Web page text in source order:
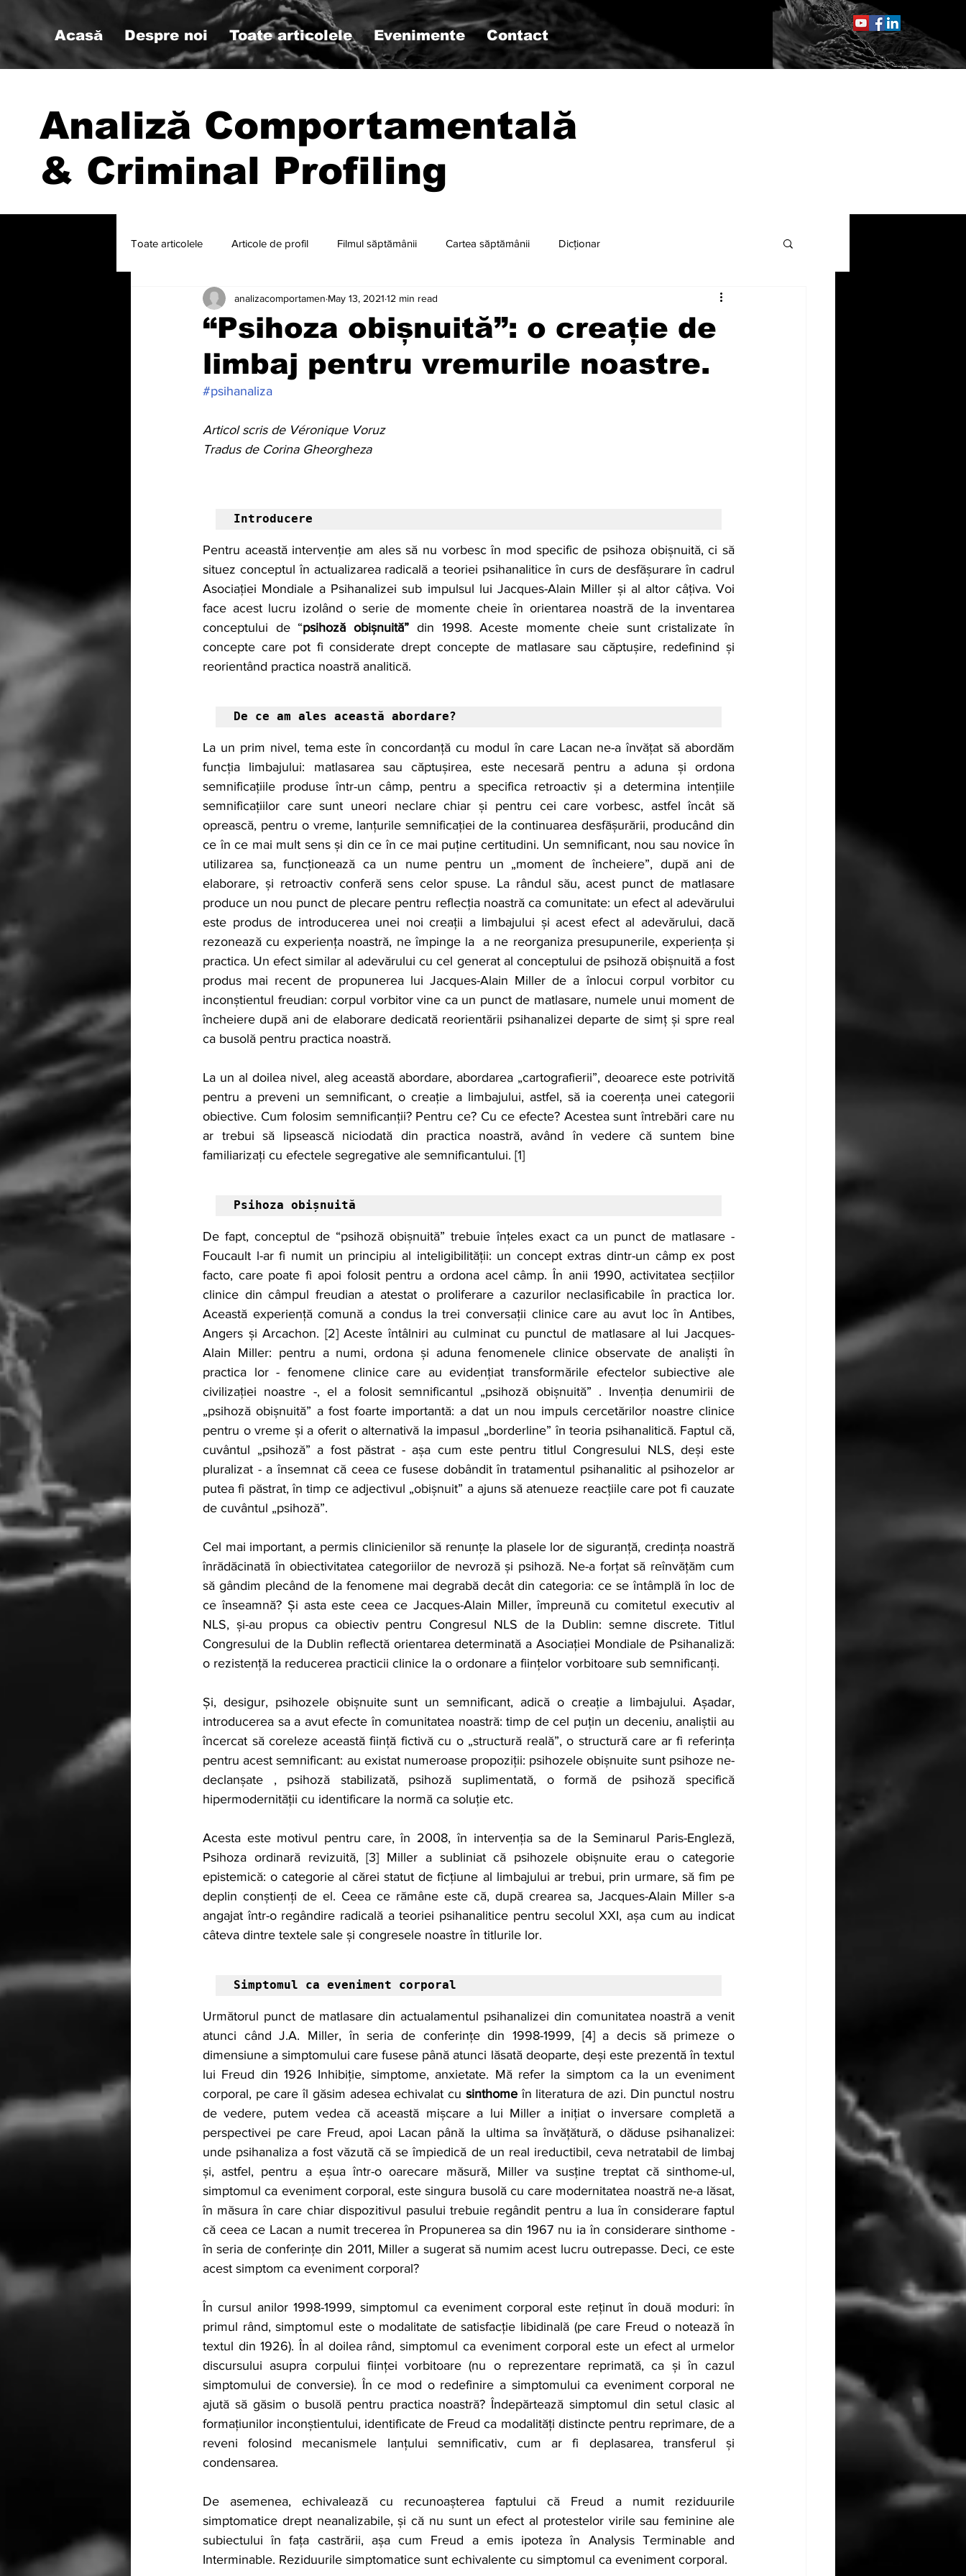
Acasă Despre noi Toate articolele Evenimente Contact
Analiză Comportamentală
& Criminal Profiling
Toate articolele Articole de profil Filmul săptămânii Cartea săptămânii Dicționar
#psihologiemilitara #analizacompor
“Psihoza obișnuită”: o creație de
limbaj pentru vremurile noastre.
analizacomportamen May 13, 2021 12 min read
#psihanaliza
Articol scris de Véronique Voruz
Tradus de Corina Gheorgheza
Introducere
Pentru această intervenție am ales să nu vorbesc în mod specific de psihoza obișnuită, ci să
situez conceptul în actualizarea radicală a teoriei psihanalitice în curs de desfășurare în cadrul
Asociației Mondiale a Psihanalizei sub impulsul lui Jacques-Alain Miller și al altor câțiva. Voi
face acest lucru izolând o serie de momente cheie în orientarea noastră de la inventarea
conceptului de “psihoză obișnuită” din 1998. Aceste momente cheie sunt cristalizate în
concepte care pot fi considerate drept concepte de matlasare sau căptușire, redefinind și
reorientând practica noastră analitică.
De ce am ales această abordare?
La un prim nivel, tema este în concordanță cu modul în care Lacan ne-a învățat să abordăm
funcția limbajului: matlasarea sau căptușirea, este necesară pentru a aduna și ordona
semnificațiile produse într-un câmp, pentru a specifica retroactiv și a determina intențiile
semnificațiilor care sunt uneori neclare chiar și pentru cei care vorbesc, astfel încât să
oprească, pentru o vreme, lanțurile semnificației de la continuarea desfășurării, producând din
ce în ce mai mult sens și din ce în ce mai puține certitudini. Un semnificant, nou sau novice în
utilizarea sa, funcționează ca un nume pentru un „moment de încheiere”, după ani de
elaborare, și retroactiv conferă sens celor spuse. La rândul său, acest punct de matlasare
produce un nou punct de plecare pentru reflecția noastră ca comunitate: un efect al adevărului
este produs de introducerea unei noi creații a limbajului și acest efect al adevărului, dacă
rezonează cu experiența noastră, ne împinge la  a ne reorganiza presupunerile, experiența și
practica. Un efect similar al adevărului cu cel generat al conceptului de psihoză obișnuită a fost
produs mai recent de propunerea lui Jacques-Alain Miller de a înlocui corpul vorbitor cu
inconștientul freudian: corpul vorbitor vine ca un punct de matlasare, numele unui moment de
încheiere după ani de elaborare dedicată reorientării psihanalizei departe de simț și spre real
ca busolă pentru practica noastră.
La un al doilea nivel, aleg această abordare, abordarea „cartografierii”, deoarece este potrivită
pentru a preveni un semnificant, o creație a limbajului, astfel, să ia coerența unei categorii
obiective. Cum folosim semnificanții? Pentru ce? Cu ce ​​efecte? Acestea sunt întrebări care nu
ar trebui să lipsească niciodată din practica noastră, având în vedere că suntem bine
familiarizați cu efectele segregative ale semnificantului. [1]
Psihoza obișnuită
De fapt, conceptul de “psihoză obișnuită” trebuie înțeles exact ca un punct de matlasare -
Foucault l-ar fi numit un principiu al inteligibilității: un concept extras dintr-un câmp ex post
facto, care poate fi apoi folosit pentru a ordona acel câmp. În anii 1990, activitatea secțiilor
clinice din câmpul freudian a atestat o proliferare a cazurilor neclasificabile în practica lor.
Această experiență comună a condus la trei conversații clinice care au avut loc în Antibes,
Angers și Arcachon. [2] Aceste întâlniri au culminat cu punctul de matlasare al lui Jacques-
Alain Miller: pentru a numi, ordona și aduna fenomenele clinice observate de analiști în
practica lor - fenomene clinice care au evidențiat transformările efectelor subiective ale
civilizației noastre -, el a folosit semnificantul „psihoză obișnuită” . Invenția denumirii de
„psihoză obișnuită” a fost foarte importantă: a dat un nou impuls cercetărilor noastre clinice
pentru o vreme și a oferit o alternativă la impasul „borderline” în teoria psihanalitică. Faptul că,
cuvântul „psihoză” a fost păstrat - așa cum este pentru titlul Congresului NLS, deși este
pluralizat - a însemnat că ceea ce fusese dobândit în tratamentul psihanalitic al psihozelor ar
putea fi păstrat, în timp ce adjectivul „obișnuit” a ajuns să atenueze reacțiile care pot fi cauzate
de cuvântul „psihoză”.
Cel mai important, a permis clinicienilor să renunțe la plasele lor de siguranță, credința noastră
înrădăcinată în obiectivitatea categoriilor de nevroză și psihoză. Ne-a forțat să reînvățăm cum
să gândim plecând de la fenomene mai degrabă decât din categoria: ce se întâmplă în loc de
ce înseamnă? Și asta este ceea ce Jacques-Alain Miller, împreună cu comitetul executiv al
NLS, și-au propus ca obiectiv pentru Congresul NLS de la Dublin: semne discrete. Titlul
Congresului de la Dublin reflectă orientarea determinată a Asociației Mondiale de Psihanaliză:
o rezistență la reducerea practicii clinice la o ordonare a ființelor vorbitoare sub semnificanți.
Și, desigur, psihozele obișnuite sunt un semnificant, adică o creație a limbajului. Așadar,
introducerea sa a avut efecte în comunitatea noastră: timp de cel puțin un deceniu, analiștii au
încercat să coreleze această ființă fictivă cu o „structură reală”, o structură care ar fi referința
pentru acest semnificant: au existat numeroase propoziții: psihozele obișnuite sunt psihoze ne-
declanșate , psihoză stabilizată, psihoză suplimentată, o formă de psihoză specifică
hipermodernității cu identificare la normă ca soluție etc.
Acesta este motivul pentru care, în 2008, în intervenția sa de la Seminarul Paris-Engleză,
Psihoza ordinară revizuită, [3] Miller a subliniat că psihozele obișnuite erau o categorie
epistemică: o categorie al cărei statut de ficțiune al limbajului ar trebui, prin urmare, să fim pe
deplin conștienți de el. Ceea ce rămâne este că, după crearea sa, Jacques-Alain Miller s-a
angajat într-o regândire radicală a teoriei psihanalitice pentru secolul XXI, așa cum au indicat
câteva dintre textele sale și congresele noastre în titlurile lor.
Simptomul ca eveniment corporal
Următorul punct de matlasare din actualamentul psihanalizei din comunitatea noastră a venit
atunci când J.A. Miller, în seria de conferințe din 1998-1999, [4] a decis să primeze o
dimensiune a simptomului care fusese până atunci lăsată deoparte, deși este prezentă în textul
lui Freud din 1926 Inhibiție, simptome, anxietate. Mă refer la simptom ca la un eveniment
corporal, pe care îl găsim adesea echivalat cu sinthome în literatura de azi. Din punctul nostru
de vedere, putem vedea că această mișcare a lui Miller a inițiat o inversare completă a
perspectivei pe care Freud, apoi Lacan până la ultima sa învățătură, o dăduse psihanalizei:
unde psihanaliza a fost văzută că se împiedică de un real ireductibil, ceva netratabil de limbaj
și, astfel, pentru a eșua într-o oarecare măsură, Miller va susține treptat că sinthome-ul,
simptomul ca eveniment corporal, este singura busolă cu care modernitatea noastră ne-a lăsat,
în măsura în care chiar dispozitivul pasului trebuie regândit pentru a lua în considerare faptul
că ceea ce Lacan a numit trecerea în Propunerea sa din 1967 nu ia în considerare sinthome -
în seria de conferințe din 2011, Miller a sugerat să numim acest lucru outrepasse. Deci, ce este
acest simptom ca eveniment corporal?
În cursul anilor 1998-1999, simptomul ca eveniment corporal este reținut în două moduri: în
primul rând, simptomul este o modalitate de satisfacție libidinală (pe care Freud o notează în
textul din 1926). În al doilea rând, simptomul ca eveniment corporal este un efect al urmelor
discursului asupra corpului ființei vorbitoare (nu o reprezentare reprimată, ca și în cazul
simptomului de conversie). În ce mod o redefinire a simptomului ca eveniment corporal ne
ajută să găsim o busolă pentru practica noastră? Îndepărtează simptomul din setul clasic al
formațiunilor inconștientului, identificate de Freud ca modalități distincte pentru reprimare, de a
reveni folosind mecanismele lanțului semnificativ, cum ar fi deplasarea, transferul și
condensarea.
De asemenea, echivalează cu recunoașterea faptului că Freud a numit reziduurile
simptomatice drept neanalizabile, și că nu sunt un efect al protestelor virile sau feminine ale
subiectului în fața castrării, așa cum Freud a emis ipoteza în Analysis Terminable and
Interminable. Reziduurile simptomatice sunt echivalente cu simptomul ca eveniment corporal.